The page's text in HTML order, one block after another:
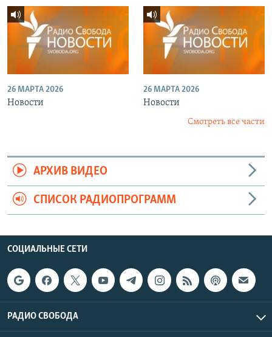
26 МАРТА 2026
Новости
26 МАРТА 2026
Новости
Смотреть все части
АРХИВ ВИДЕО
СПИСОК РАДИОПРОГРАММ
СОЦИАЛЬНЫЕ СЕТИ
РАДИО СВОБОДА